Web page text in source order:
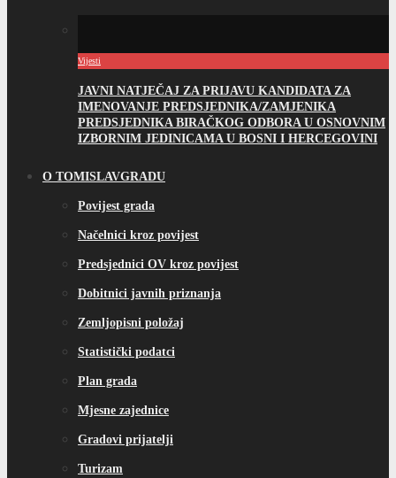
Vijesti
JAVNI NATJEČAJ ZA PRIJAVU KANDIDATA ZA
IMENOVANJE PREDSJEDNIKA/ZAMJENIKA
PREDSJEDNIKA BIRAČKOG ODBORA U OSNOVNIM
IZBORNIM JEDINICAMA U BOSNI I HERCEGOVINI
O TOMISLAVGRADU
Povijest grada
Načelnici kroz povijest
Predsjednici OV kroz povijest
Dobitnici javnih priznanja
Zemljopisni položaj
Statistički podatci
Plan grada
Mjesne zajednice
Gradovi prijatelji
Turizam